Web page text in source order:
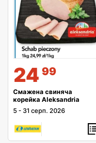
24 99
Смажена свиняча
корейка Aleksandria
5 - 31 серп. 2026